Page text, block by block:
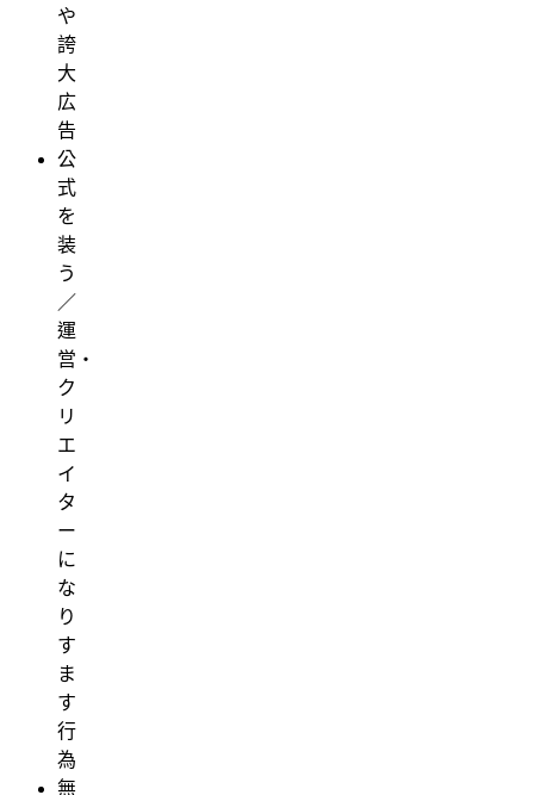
や
誇
大
広
告
公
式
を
装
う
／
運
営・
ク
リ
エ
イ
タ
ー
に
な
り
す
ま
す
行
為
無